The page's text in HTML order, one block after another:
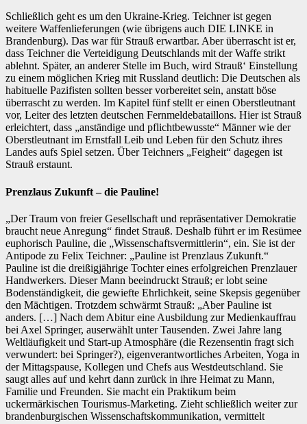
Schließlich geht es um den Ukraine-Krieg. Teichner ist gegen
weitere Waffenlieferungen (wie übrigens auch DIE LINKE in
Brandenburg). Das war für Strauß erwartbar. Aber überrascht ist er,
dass Teichner die Verteidigung Deutschlands mit der Waffe strikt
ablehnt. Später, an anderer Stelle im Buch, wird Strauß‘ Einstellung
zu einem möglichen Krieg mit Russland deutlich: Die Deutschen als
habituelle Pazifisten sollten besser vorbereitet sein, anstatt böse
überrascht zu werden. Im Kapitel fünf stellt er einen Oberstleutnant
vor, Leiter des letzten deutschen Fernmeldebataillons. Hier ist Strauß
erleichtert, dass „anständige und pflichtbewusste“ Männer wie der
Oberstleutnant im Ernstfall Leib und Leben für den Schutz ihres
Landes aufs Spiel setzen. Über Teichners „Feigheit“ dagegen ist
Strauß erstaunt.
Prenzlaus Zukunft – die Pauline!
„Der Traum von freier Gesellschaft und repräsentativer Demokratie
braucht neue Anregung“ findet Strauß. Deshalb führt er im Resümee
euphorisch Pauline, die „Wissenschaftsvermittlerin“, ein. Sie ist der
Antipode zu Felix Teichner: „Pauline ist Prenzlaus Zukunft.“
Pauline ist die dreißigjährige Tochter eines erfolgreichen Prenzlauer
Handwerkers. Dieser Mann beeindruckt Strauß; er lobt seine
Bodenständigkeit, die gewiefte Ehrlichkeit, seine Skepsis gegenüber
den Mächtigen. Trotzdem schwärmt Strauß: „Aber Pauline ist
anders. […] Nach dem Abitur eine Ausbildung zur Medienkauffrau
bei Axel Springer, auserwählt unter Tausenden. Zwei Jahre lang
Weltläufigkeit und Start-up Atmosphäre (die Rezensentin fragt sich
verwundert: bei Springer?), eigenverantwortliches Arbeiten, Yoga in
der Mittagspause, Kollegen und Chefs aus Westdeutschland. Sie
saugt alles auf und kehrt dann zurück in ihre Heimat zu Mann,
Familie und Freunden. Sie macht ein Praktikum beim
uckermärkischen Tourismus-Marketing. Zieht schließlich weiter zur
brandenburgischen Wissenschafts­kommunikation, vermittelt